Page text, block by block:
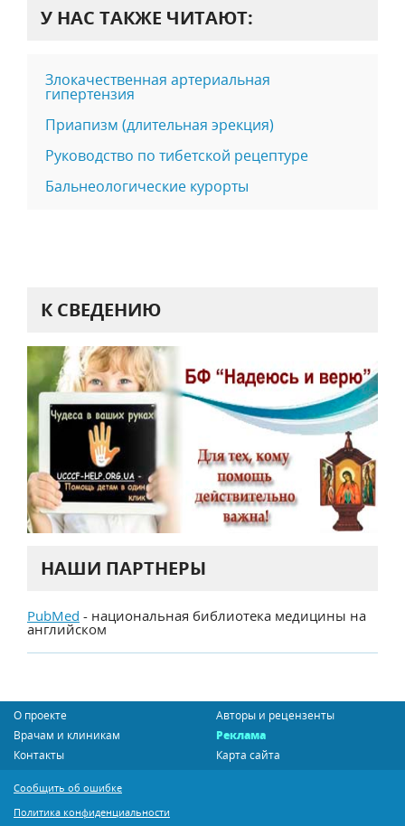
У НАС ТАКЖЕ ЧИТАЮТ:
Злокачественная артериальная
гипертензия
Приапизм (длительная эрекция)
Руководство по тибетской рецептуре
Бальнеологические курорты
К СВЕДЕНИЮ
НАШИ ПАРТНЕРЫ
PubMed - национальная библиотека медицины на
английском
О проекте
Авторы и рецензенты
Врачам и клиникам
Реклама
Контакты
Карта сайта
Сообщить об ошибке
Политика конфиденциальности